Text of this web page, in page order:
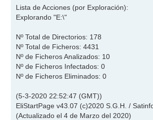
Lista de Acciones (por Exploración):
Explorando "E:\"
Nº Total de Directorios: 178
Nº Total de Ficheros: 4431
Nº de Ficheros Analizados: 10
Nº de Ficheros Infectados: 0
Nº de Ficheros Eliminados: 0
(5-3-2020 22:52:47 (GMT))
EliStartPage v43.07 (c)2020 S.G.H. / Satinfo
(Actualizado el 4 de Marzo del 2020)